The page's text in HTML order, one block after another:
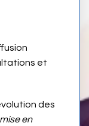
et
des
mise en